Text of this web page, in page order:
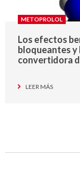
METOPROLOL
Los efectos
bloqueantes y
convertidora
LEER MÁS